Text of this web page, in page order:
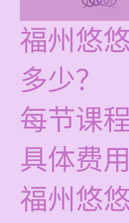
福州悠
多少？
每节课
具体费
福州悠